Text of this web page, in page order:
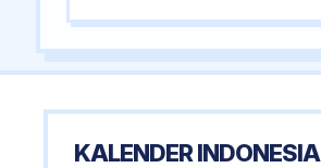
KALENDER INDONESIA